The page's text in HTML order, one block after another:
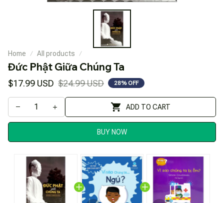
Home All products
Đức Phật Giữa Chúng Ta
$17.99 USD $24.99 USD 28% OFF
ADD TO CART
BUY NOW